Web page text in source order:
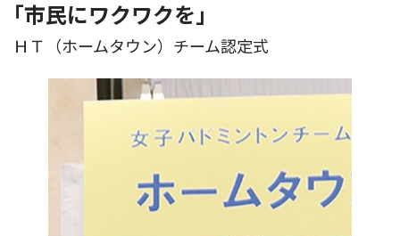
｢市民にワクワクを｣
ＨＴ（ホームタウン）チーム認定式